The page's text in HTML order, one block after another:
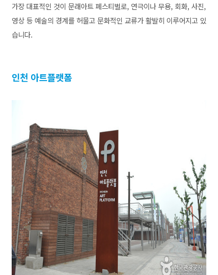
가장 대표적인 것이 문래아트 페스티벌로, 연극이나 무용, 회화, 사진,
영상 등 예술의 경계를 허물고 문화적인 교류가 활발히 이루어지고 있
습니다.
인천 아트플랫폼